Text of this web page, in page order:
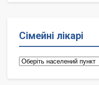
Сімейні лікарі
Сімейні